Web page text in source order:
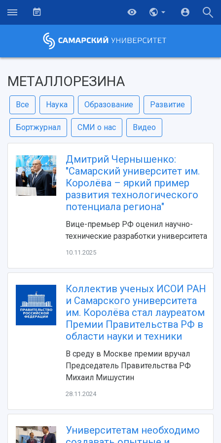
НАЗАД
Об университете
Ключевые факты
Руководство
Наблюдательный совет
Попечительский совет
Ученый совет
Главные новости
Объявления
СМИ об университете
Пресс-центр
Образование
Почему я выбираю Самарский университет?
Абитуриенту
Бакалавриат и специалитет
Магистратура
Формы обучения
Учебные планы
Дополнительное образование
Научно-исследовательская деятельность
Основные научные направления
Научные школы и ведущие научные коллективы
Диссертационные советы
Подготовка научных кадров
работников
Научно-технический совет
МЕТАЛЛОРЕЗИНА
Все Наука Образование Развитие
Бортжурнал СМИ о нас Видео
Дмитрий Чернышенко:
"Самарский университет им.
Королёва – яркий пример
развития технологического
потенциала региона"
Вице-премьер РФ оценил научно-
технические разработки университета
10.11.2025
Коллектив ученых ИСОИ РАН
и Самарского университета
им. Королёва стал лауреатом
Премии Правительства РФ в
области науки и техники
В среду в Москве премии вручал
Председатель Правительства РФ
Михаил Мишустин
28.11.2024
Университетам необходимо